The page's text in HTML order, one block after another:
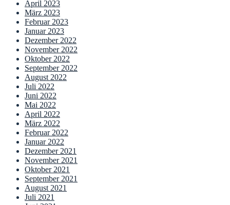
April 2023
März 2023
Februar 2023
Januar 2023
Dezember 2022
November 2022
Oktober 2022
September 2022
August 2022
Juli 2022
Juni 2022
Mai 2022
April 2022
März 2022
Februar 2022
Januar 2022
Dezember 2021
November 2021
Oktober 2021
September 2021
August 2021
Juli 2021